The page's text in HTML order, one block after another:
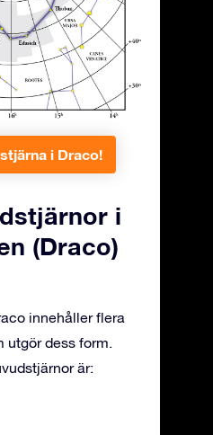
i Draco!
i
(Draco)
innehåller flera
utgör dess form.
är: